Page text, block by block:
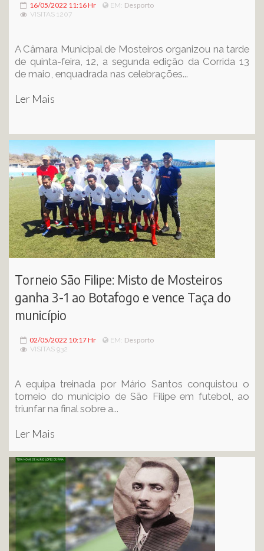
16/05/2022 11:16 Hr EM: Desporto
VISITAS 1207
A Câmara Municipal de Mosteiros organizou na tarde
de quinta-feira, 12, a segunda edição da Corrida 13
de maio, enquadrada nas celebrações...
Ler Mais
Torneio São Filipe: Misto de Mosteiros
ganha 3-1 ao Botafogo e vence Taça do
município
02/05/2022 10:17 Hr EM: Desporto
VISITAS 932
A equipa treinada por Mário Santos conquistou o
torneio do município de São Filipe em futebol, ao
triunfar na final sobre a...
Ler Mais